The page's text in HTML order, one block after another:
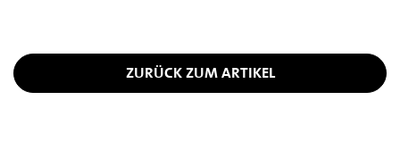
ZURÜCK ZUM ARTIKEL